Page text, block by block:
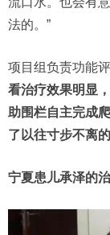
法的。”
项目组负责功能
看治疗效果明显
助围栏自主完成
了以往寸步不离
宁夏患儿承泽的